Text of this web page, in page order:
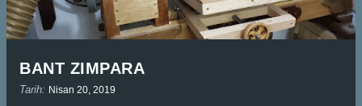
BANT ZIMPARA
Tarih: Nisan 20, 2019